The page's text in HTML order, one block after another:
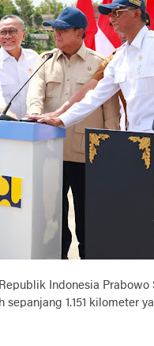
Indonesia Prabowo
1.151 kilometer